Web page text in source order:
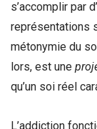
s’accomplir par
représentations
métonymie du
lors, est une
qu’un soi réel
L’addiction